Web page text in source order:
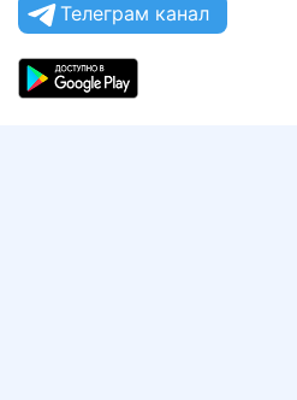
Телеграм канал